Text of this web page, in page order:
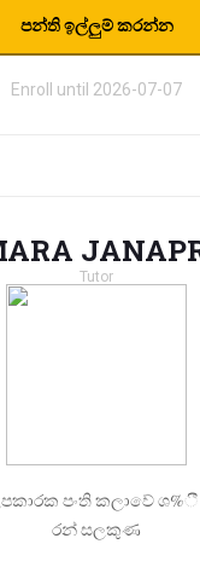
පන්ති ඉල්ලුම් කරන්න
Enroll until 2026-07-07
Tutor
පංති කලාවේ ශ%ී
රන් සලකුණ